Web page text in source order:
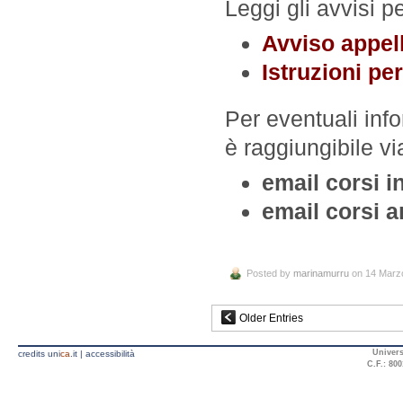
Leggi gli avvisi
Avviso
Istruzioni
Per eventuali
è raggiungibile
email corsi
email corsi
Posted by marinamurru on 14
Older Entries
credits unica.it accessibilità
C.F.: